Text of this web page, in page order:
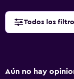
Todos los
Aún no hay